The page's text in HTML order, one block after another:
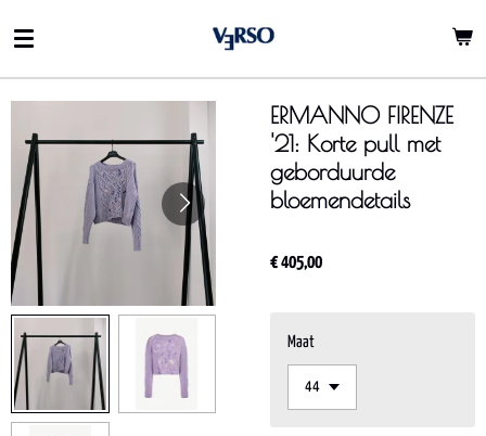
direct
naar
de
ERMANNO FIRENZE
'21: Korte pull met
geborduurde
bloemendetails
€ 405,00
Maat